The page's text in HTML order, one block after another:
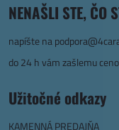
NENAŠLI STE, ČO
napíšte na
do 24 h vám zašlemu
Užitočné odkazy
KAMENNÁ PREDAJŇA